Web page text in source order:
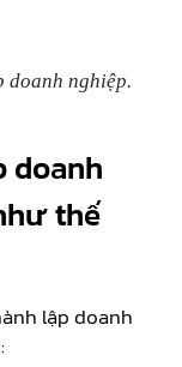
doanh nghiệp.
doanh
thế
lập doanh